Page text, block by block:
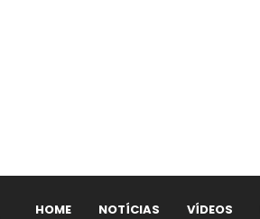
HOME NOTÍCIAS VÍDEOS